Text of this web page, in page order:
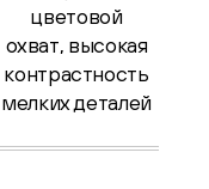
цветовой
охват, высокая
контрастность
мелких деталей